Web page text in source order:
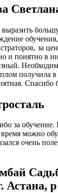
за
и понятно в
получила
Спасибо
за
можно
очень